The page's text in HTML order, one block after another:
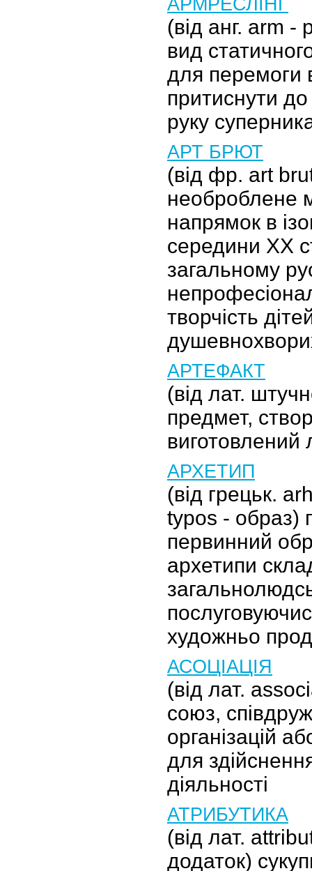
(від анг. arm -
вид
для перемоги
притиснути
руку
АРТ БРЮТ
(від фр. art
необроблене
напрямок в
середини ХХ
загальному
творчість
АРТЕФАКТ
(від лат.
предмет,
АРХЕТИП
(від грецьк.
typos - образ)
первинний
архетипи
художньо
АСОЦІАЦІЯ
(від лат.
союз,
організацій
для
діяльності
АТРИБУТИКА
(від лат.
додаток)